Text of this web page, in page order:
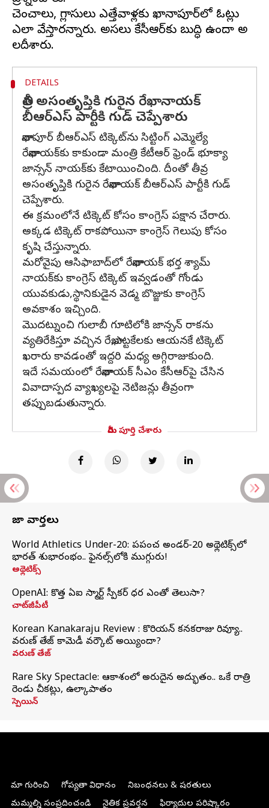
చెంచాలు, గ్లాసులు ఎత్తేవాళ్లకు ఖానాపూర్‌లో ఓట్లు
ఎలా వేస్తారన్నారు. అసలు కేసీఆర్‌కు బుద్ధి ఉందా అని
DETAILS
తీవ్ర అసంతృప్తికి గురైన రేఖానాయక్
బీఆర్ఎస్ పార్టీకి గుడ్ చెప్పేశారు
ఖానాపూర్ బీఆర్ఎస్ టిక్కెట్‌ను సిట్టింగ్ ఎమ్మెల్యే
రేఖానాయక్‌కు కాకుండా మంత్రి కేటీఆర్ ఫ్రెండ్ భూక్యా
జాన్సన్ నాయక్‌కు కేటాయించింది. దీంతో తీవ్ర
అసంతృప్తికి గురైన రేఖానాయక్ బీఆర్ఎస్ పార్టీకి గుడ్
చెప్పేశారు.
ఈ క్రమంలోనే టిక్కెట్ కోసం కాంగ్రెస్ పక్షాన చేరారు.
అక్కడ టిక్కెట్ రాకపోయినా కాంగ్రెస్ గెలుపు కోసం
కృషి చేస్తున్నారు.
మరోవైపు ఆసిఫాబాద్‌లో రేఖానాయక్ భర్త శ్యామ్
నాయక్‌కు కాంగ్రెస్ టిక్కెట్ ఇవ్వడంతో గోండు
యువకుడు,స్థానికుడైన వెడ్మ బొజ్జుకు కాంగ్రెస్
అవకాశం ఇచ్చింది.
మొదట్నుంచి గులాబీ గూటిలోకి జాన్సన్ రాకను
వ్యతిరేకిస్తూ వచ్చిన రేఖా,ఎట్టకేలకు ఆయనకే టిక్కెట్
ఖరారు కావడంతో ఇద్దరి మధ్య అగ్గిరాజుకుంది.
ఇదే సమయంలో రేఖానాయక్ సీఎం కేసీఆర్‌పై చేసిన
వివాదాస్పద వ్యాఖ్యలపై నెటిజన్లు తీవ్రంగా
తప్పుబడుతున్నారు.
మీరు పూర్తి చేశారు
తాజా వార్తలు
World Athletics Under-20: ప్రపంచ అండర్-20 అథ్లెటిక్స్‌లో
భారత్‌ శుభారంభం.. ఫైనల్స్‌లోకి ముగ్గురు!
అథ్లెటిక్స్
OpenAI: కొత్త ఏఐ స్మార్ట్ స్పీకర్ ధర ఎంతో తెలుసా?
చాట్‌జీపీటీ
Korean Kanakaraju Review : కొరియన్ కనకరాజు రివ్యూ..
వరుణ్ తేజ్ కామెడీ వర్కౌట్ అయ్యిందా?
వరుణ్ తేజ్
Rare Sky Spectacle: ఆకాశంలో అరుదైన అద్భుతం.. ఒకే రాత్రి
రెండు చీకట్లు, ఉల్కాపాతం
స్పెయిన్
మా గురించి గోప్యతా విధానం
నిబంధనలు & షరతులు
మమ్మల్ని సంప్రదించండి
నైతిక ప్రవర్తన ఫిర్యాదుల పరిష్కారం